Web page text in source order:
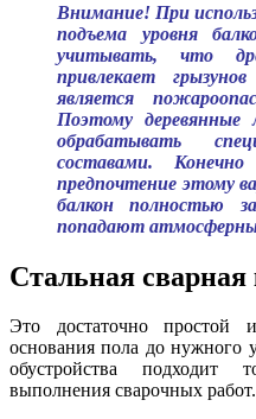
Внимание! При
подъема уровня
учитывать, что
привлекает
является
Поэтому деревянные
обрабатывать
составами.
предпочтение этому
балкон полностью
попадают
Стальная
Это достаточно простой
основания пола до нужного
обустройства
выполнения сварочных работ.